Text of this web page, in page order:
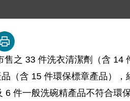
容連結
列印本頁
售之 33 件洗衣清潔劑（含 14
（含 15 件環保標章產品），
6 件一般洗碗精產品不符合環